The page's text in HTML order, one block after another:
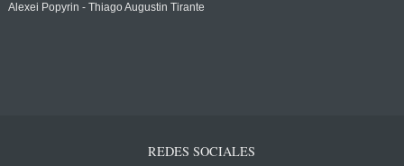
Alexei Popyrin - Thiago Augustin Tirante
REDES SOCIALES